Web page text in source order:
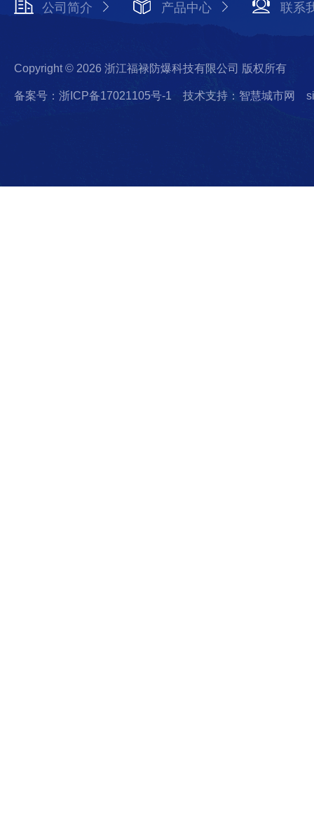
公司简介 产品中心 联系
Copyright © 2026 浙江福禄防爆科技有限公司 版权所有
备案号：浙ICP备17021105号-1 技术支持：智慧城市网